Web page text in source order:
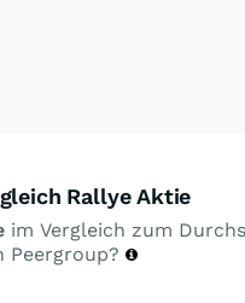
Rallye Aktie
im Vergleich zum
Peergroup?